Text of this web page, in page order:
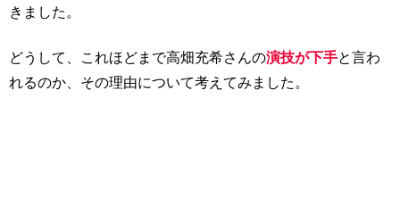
きました。
どうして、これほどまで高畑充希さんの演技が下手と言わ
れるのか、その理由について考えてみました。